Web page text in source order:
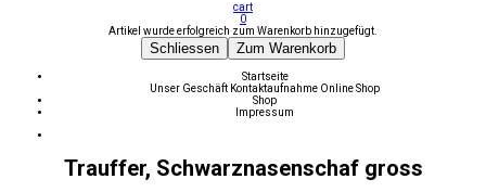
cart
0
Artikel wurde erfolgreich zum Warenkorb hinzugefügt.
Schliessen Zum Warenkorb
Startseite
Unser Geschäft Kontaktaufnahme Online Shop
Shop
Impressum
Trauffer, Schwarznasenschaf gross